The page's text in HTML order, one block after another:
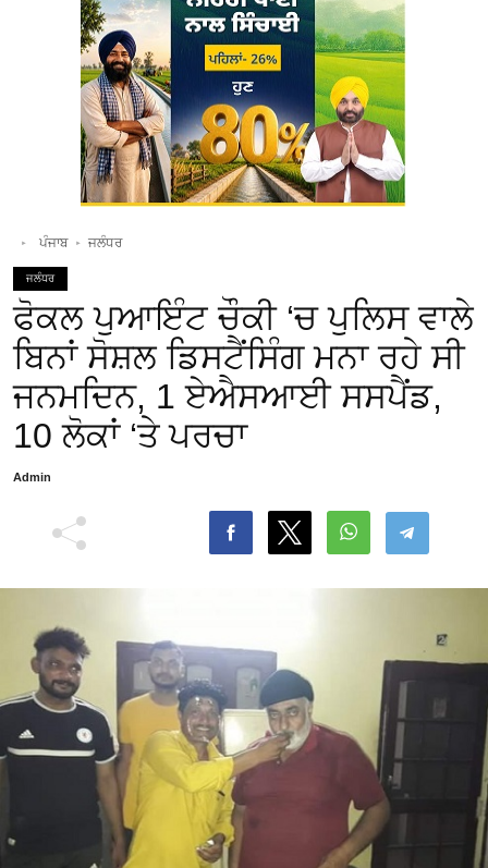
ਪੰਜਾਬ ਜਲੰਧਰ
ਜਲੰਧਰ
ਫੋਕਲ ਪੁਆਇੰਟ ਚੌਕੀ ‘ਚ ਪੁਲਿਸ ਵਾਲੇ
ਬਿਨਾਂ ਸੋਸ਼ਲ ਡਿਸਟੈਂਸਿੰਗ ਮਨਾ ਰਹੇ ਸੀ
ਜਨਮਦਿਨ, 1 ਏਐਸਆਈ ਸਸਪੈਂਡ,
10 ਲੋਕਾਂ ‘ਤੇ ਪਰਚਾ
Admin